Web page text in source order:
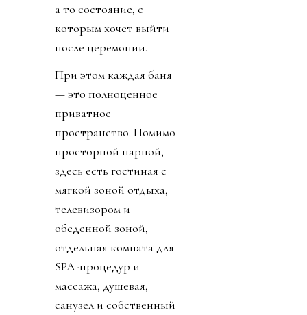
а то состояние, с
которым хочет выйти
после церемонии.
При этом каждая баня
— это полноценное
приватное
пространство. Помимо
просторной парной,
здесь есть гостиная с
мягкой зоной отдыха,
телевизором и
обеденной зоной,
отдельная комната для
SPA-процедур и
массажа, душевая,
санузел и собственный